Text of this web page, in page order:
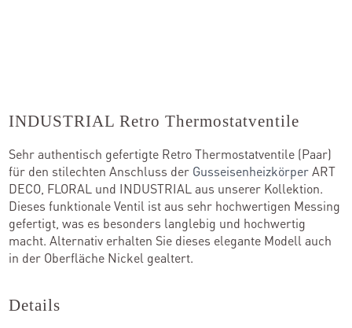
Kontakt
Kataloge
Team
Standorte
Händler werden
INDUSTRIAL Retro Thermostatventile
Sehr authentisch gefertigte Retro Thermostatventile (Paar)
für den stilechten Anschluss der GusseisenheizkörperART
DECO, FLORAL und INDUSTRIAL aus unserer Kollektion.
Dieses funktionale Ventil ist aus sehr hochwertigen Messing
gefertigt, was es besonders langlebig und hochwertig
macht. Alternativ erhalten Sie dieses elegante Modell auch
in der Oberfläche Nickel gealtert.
Details